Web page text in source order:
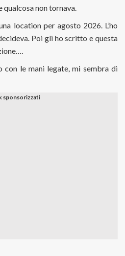
qualcosa non tornava.
location per agosto 2026. L’ho
Poi gli ho scritto e questa
con le mani legate, mi sembra di